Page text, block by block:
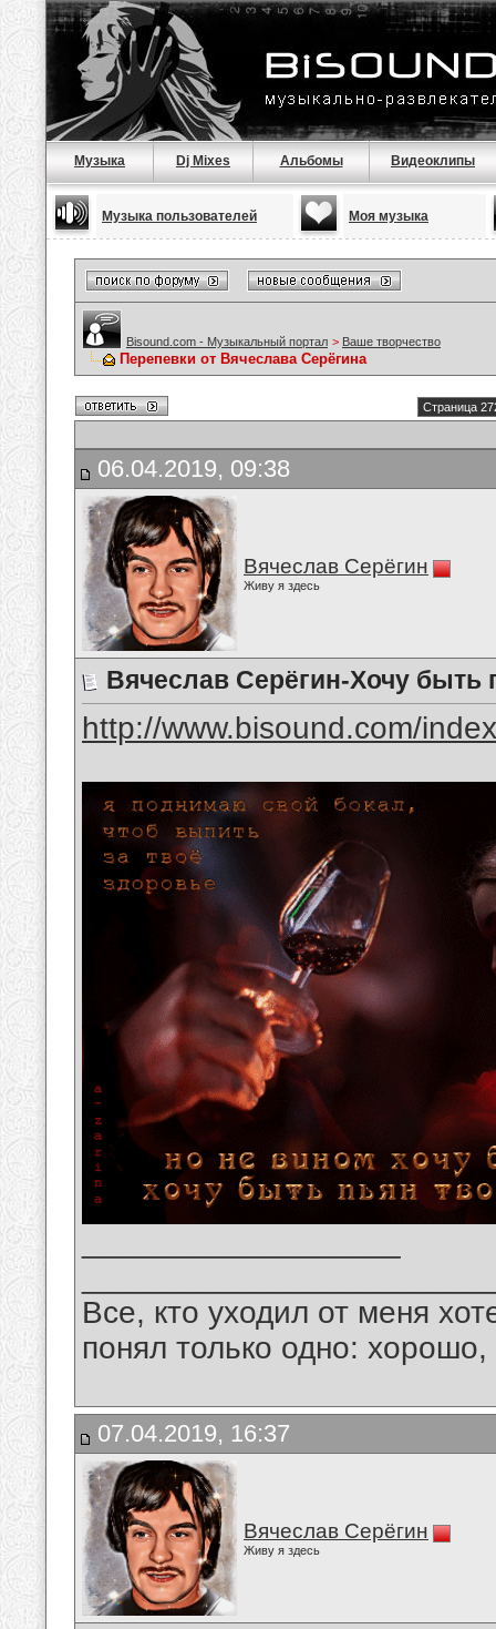
Музыка Dj Mixes Альбомы Видеоклипы
Музыка пользователей Моя музыка
Bisound.com - Музыкальный портал > Ваше творчество
Перепевки от Вячеслава Серёгина
Страница
06.04.2019, 09:38
Вячеслав Серёгин
Живу я здесь
Вячеслав Серёгин-Хочу
http://www.bisound.com/
Все, кто уходил от меня
понял только одно:
07.04.2019, 16:37
Вячеслав Серёгин
Живу я здесь